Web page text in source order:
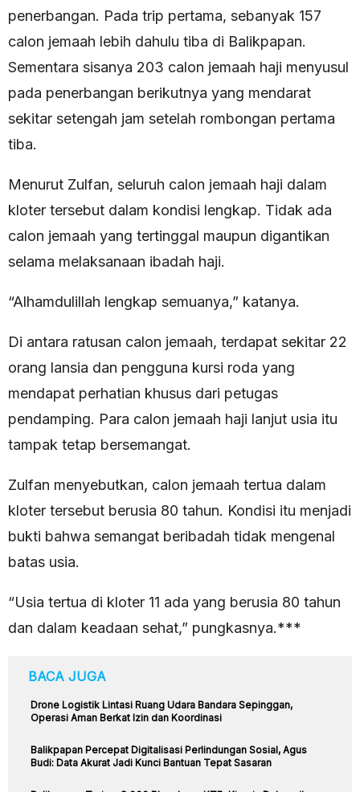
penerbangan. Pada trip pertama, sebanyak 157
calon jemaah lebih dahulu tiba di Balikpapan.
Sementara sisanya 203 calon jemaah haji menyusul
pada penerbangan berikutnya yang mendarat
sekitar setengah jam setelah rombongan pertama
tiba.
Menurut Zulfan, seluruh calon jemaah haji dalam
kloter tersebut dalam kondisi lengkap. Tidak ada
calon jemaah yang tertinggal maupun digantikan
selama melaksanaan ibadah haji.
“Alhamdulillah lengkap semuanya,” katanya.
Di antara ratusan calon jemaah, terdapat sekitar 22
orang lansia dan pengguna kursi roda yang
mendapat perhatian khusus dari petugas
pendamping. Para calon jemaah haji lanjut usia itu
tampak tetap bersemangat.
Zulfan menyebutkan, calon jemaah tertua dalam
kloter tersebut berusia 80 tahun. Kondisi itu menjadi
bukti bahwa semangat beribadah tidak mengenal
batas usia.
“Usia tertua di kloter 11 ada yang berusia 80 tahun
dan dalam keadaan sehat,” pungkasnya.***
BACA JUGA
Drone Logistik Lintasi Ruang Udara Bandara Sepinggan,
Operasi Aman Berkat Izin dan Koordinasi
Balikpapan Percepat Digitalisasi Perlindungan Sosial, Agus
Budi: Data Akurat Jadi Kunci Bantuan Tepat Sasaran